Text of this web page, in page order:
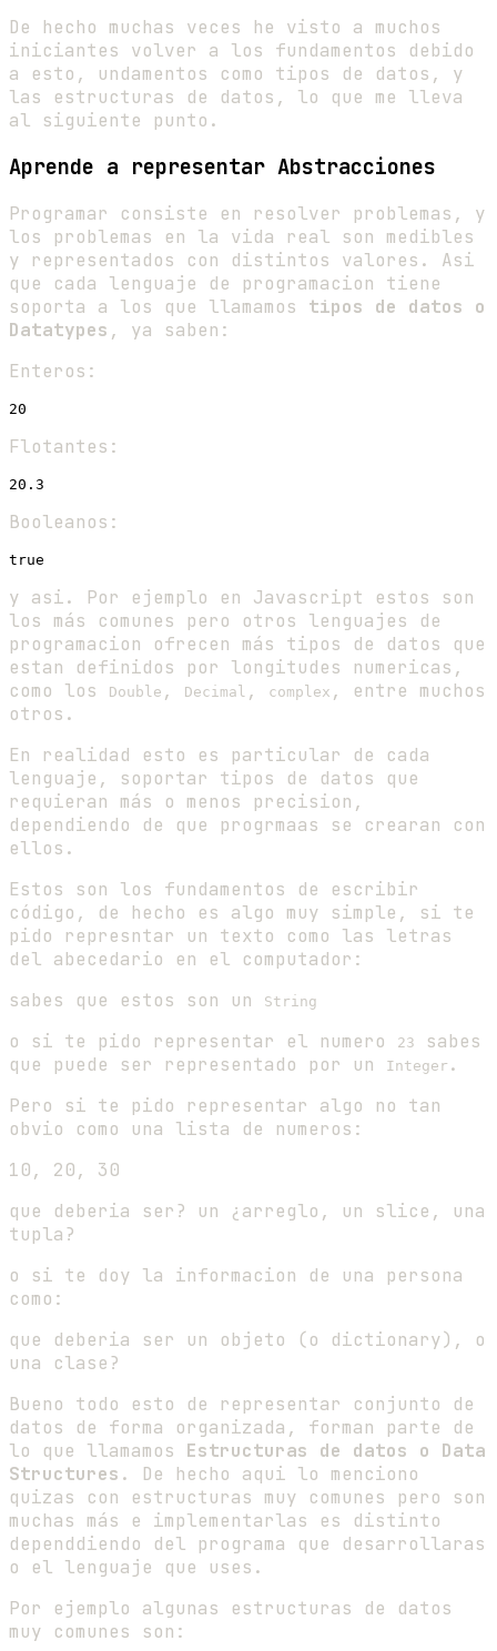
De hecho muchas veces he visto a muchos
iniciantes volver a los fundamentos debido
a esto, undamentos como tipos de datos, y
las estructuras de datos, lo que me lleva
al siguiente punto.
Aprende a representar Abstracciones
Programar consiste en resolver problemas, y
los problemas en la vida real son medibles
y representados con distintos valores. Asi
que cada lenguaje de programacion tiene
soporta a los que llamamos tipos de datos o
Datatypes , ya saben:
Enteros:
Flotantes:
Booleanos:
y asi. Por ejemplo en Javascript estos son
los más comunes pero otros lenguajes de
programacion ofrecen más tipos de datos que
estan definidos por longitudes numericas,
como los
Double , Decimal , complex , entre muchos
otros.
En realidad esto es particular de cada
lenguaje, soportar tipos de datos que
requieran más o menos precision,
dependiendo de que progrmaas se crearan con
ellos.
Estos son los fundamentos de escribir
código, de hecho es algo muy simple, si te
pido represntar un texto como las letras
del abecedario en el computador:
sabes que estos son un
String
o si te pido representar el numero 23
sabes
que puede ser representado por un
Integer .
Pero si te pido representar algo no tan
obvio como una lista de numeros:
10, 20, 30
que deberia ser? un ¿arreglo, un slice, una
tupla?
o si te doy la informacion de una persona
como:
que deberia ser un objeto (o dictionary), o
una clase?
Bueno todo esto de representar conjunto de
datos de forma organizada, forman parte de
lo que llamamos Estructuras de datos o Data
Structures . De hecho aqui lo menciono
quizas con estructuras muy comunes pero son
muchas más e implementarlas es distinto
dependdiendo del programa que desarrollaras
o el lenguaje que uses.
Por ejemplo algunas estructuras de datos
muy comunes son: